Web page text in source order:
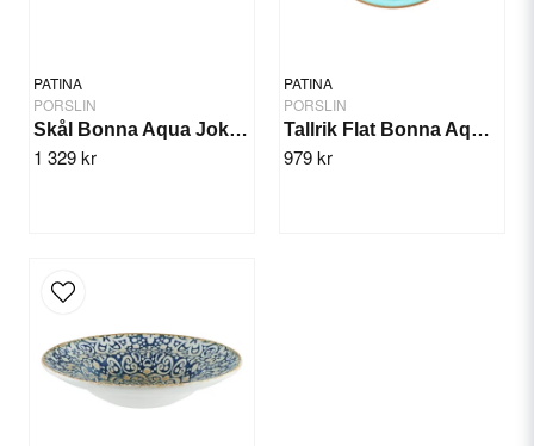
PATINA
PORSLIN
Skål Bonna Aqua Joker 14cm/12st
1 329 kr
PATINA
PORSLIN
Tallrik Flat Bonna Aqua 30cm/6st
979 kr